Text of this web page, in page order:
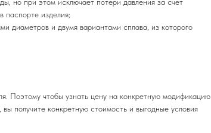
паспорте изделия;
и двумя вариантами сплава, из которого
Поэтому чтобы узнать цену на конкретную модификацию
получите конкретную стоимость и выгодные условия